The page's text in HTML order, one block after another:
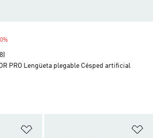
PRO Lengüeta plegable Césped artificial